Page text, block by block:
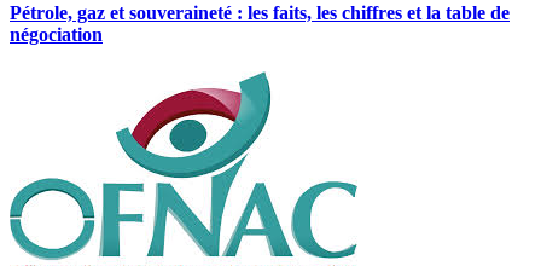
Pétrole, gaz et souveraineté : les faits, les chiffres et la table de
négociation